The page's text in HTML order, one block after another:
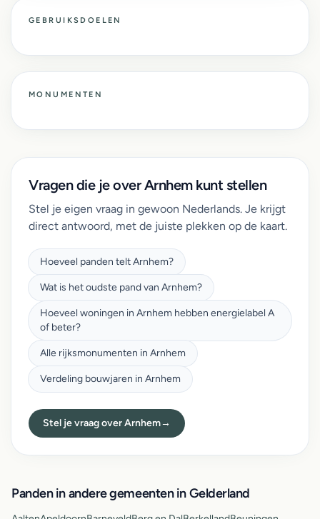
GEBRUIKSDOELEN
MONUMENTEN
Vragen die je over Arnhem kunt stellen
Stel je eigen vraag in gewoon Nederlands. Je krijgt
direct antwoord, met de juiste plekken op de kaart.
Hoeveel panden telt Arnhem?
Wat is het oudste pand van Arnhem?
Hoeveel woningen in Arnhem hebben energielabel A
of beter?
Alle rijksmonumenten in Arnhem
Verdeling bouwjaren in Arnhem
Stel je vraag over Arnhem→
Panden in andere gemeenten in Gelderland